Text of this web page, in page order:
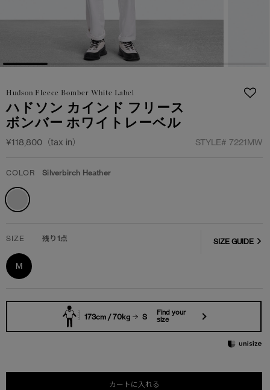
アパレル
アクセサリー
フットウェア
コレクション
アパレル
アクセサリー
フットウェア
コレクション
Hudson Fleece Bomber White Label
ハドソン カインド フリース
ボンバー ホワイトレーベル
¥118,800（tax in） STYLE#7221MW
COLOR Silverbirch Heather
SIZE 残り1点
M
SIZE GUIDE
173cm / 70kg S
Find your
size
カートに入れる